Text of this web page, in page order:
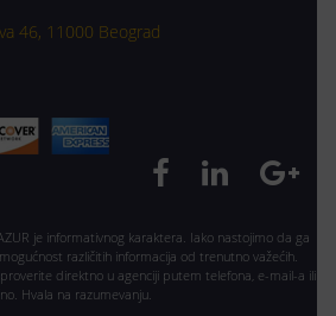
46, 11000 Beograd
je informativnog karaktera. Iako nastojimo da ga
različitih informacija od trenutno važećih.
direktno u agenciji putem telefona, e-mail-a ili
Hvala na razumevanju.